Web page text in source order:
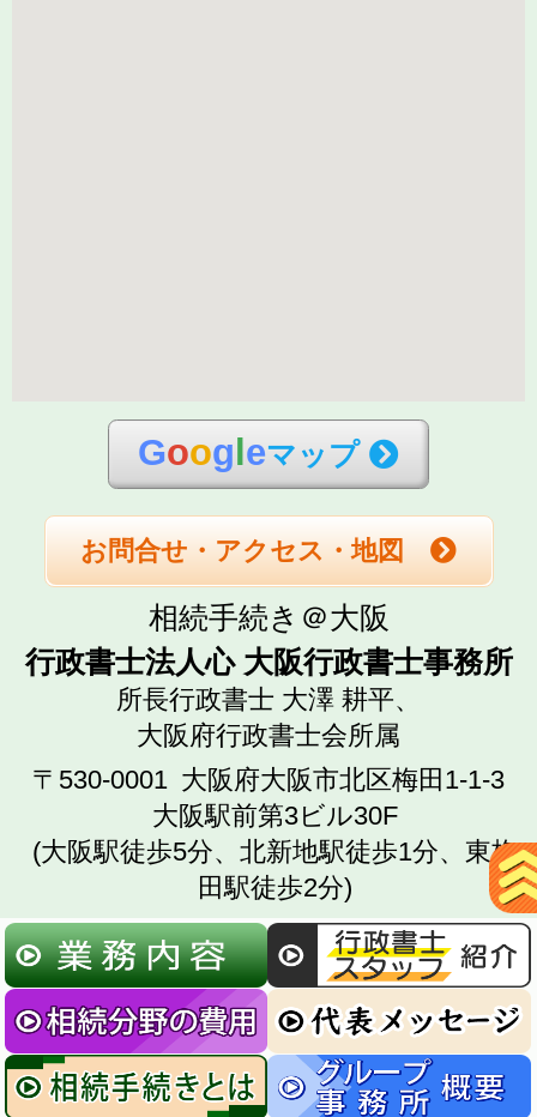
Goog eマップ
お問合せ・アクセス・地図
相続手続き＠大阪
行政書士法人心 大阪行政書士事務所
所長行政書士 大澤 耕平、
大阪府行政書士会所属
〒530-0001 大阪府大阪市北区梅田1-1-3
大阪駅前第3ビル30F
(大阪駅徒歩5分、北新地駅徒歩1分、東梅
田駅徒歩2分)